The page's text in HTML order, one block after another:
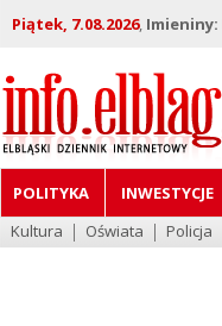
Piątek, 7.08.2026, Imieniny:
POLITYKA INWESTYCJE
Kultura
Oświata Policja